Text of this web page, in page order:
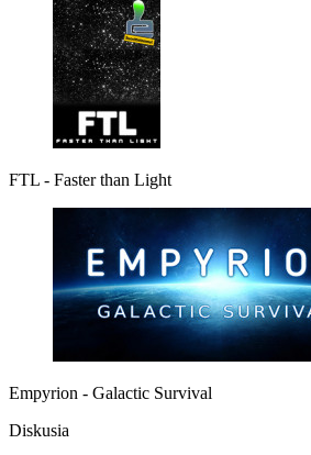
FTL - Faster than Light
Empyrion - Galactic Survival
Diskusia